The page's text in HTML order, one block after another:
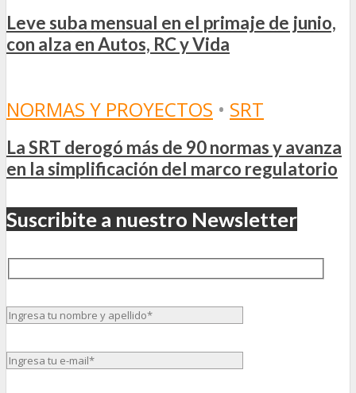
Leve suba mensual en el primaje de junio,
con alza en Autos, RC y Vida
NORMAS Y PROYECTOS • SRT
La SRT derogó más de 90 normas y avanza
en la simplificación del marco regulatorio
Suscribite a nuestro Newsletter